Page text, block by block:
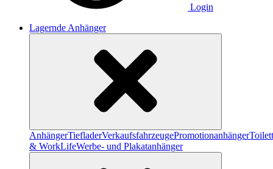
Login
Lagernde Anhänger
AnhängerTiefladerVerkaufsfahrzeugePromotionanhänger
& WorkLifeWerbe- und Plakatanhänger